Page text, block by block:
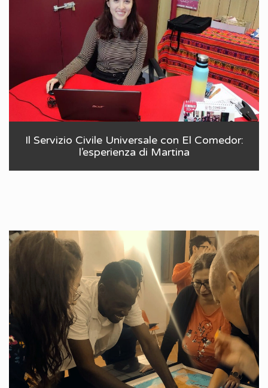
Il Servizio Civile Universale con El Comedor:
l’esperienza di Martina